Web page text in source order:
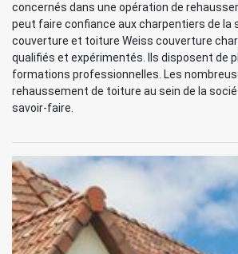
concernés dans une opération de
peut faire confiance aux charpentiers de la
couverture et toiture Weiss couverture
qualifiés et expérimentés. Ils disposent de
formations professionnelles. Les
rehaussement de toiture au sein de la
savoir-faire.